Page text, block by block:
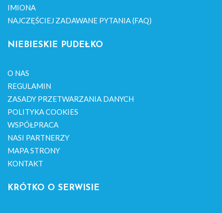
IMIONA
NAJCZĘŚCIEJ ZADAWANE PYTANIA (FAQ)
NIEBIESKIE PUDEŁKO
O NAS
REGULAMIN
ZASADY PRZETWARZANIA DANYCH
POLITYKA COOKIES
WSPÓŁPRACA
NASI PARTNERZY
MAPA STRONY
KONTAKT
KRÓTKO O SERWISIE